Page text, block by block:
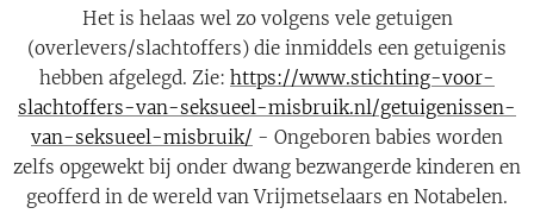
Het is helaas wel zo volgens vele getuigen
(overlevers/slachtoffers) die inmiddels een getuigenis
hebben afgelegd. Zie: https://www.stichting-voor-
slachtoffers-van-seksueel-misbruik.nl/getuigenissen-
van-seksueel-misbruik/ - Ongeboren babies worden
zelfs opgewekt bij onder dwang bezwangerde kinderen en
geofferd in de wereld van Vrijmetselaars en Notabelen.